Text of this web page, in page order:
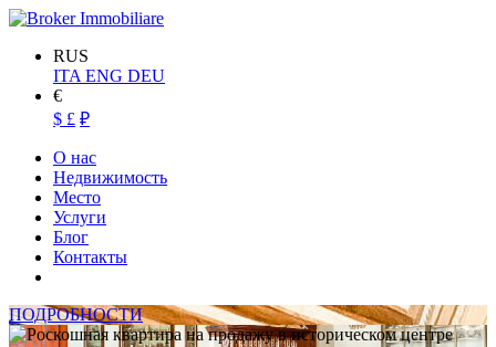
RUS
ITA ENG DEU
€
$ £ ₽
О нас
Недвижимость
Место
Услуги
Блог
Контакты
ПОДРОБНОСТИ